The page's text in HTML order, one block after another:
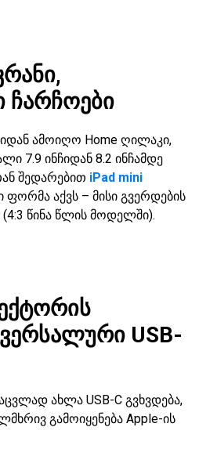
ჩარჩოები
ამოიღო Home ღილაკი,
7.9 ინჩიდან 8.2 ინჩამდე
შედარებით iPad mini
აქვს – მისი გვერდების
წინა წლის მოდელში).
USB-
ახლა USB-C გვხვდება,
გამოიყენება Apple-ის